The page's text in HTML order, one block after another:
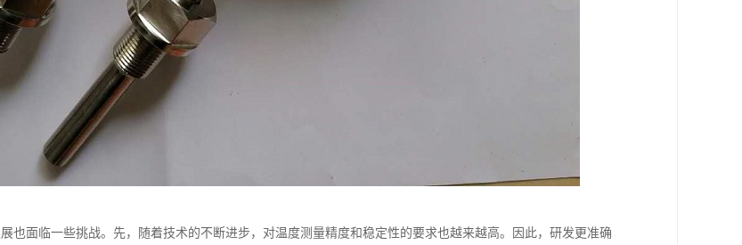
也面临一些挑战。先，随着技术的不断进步，对温度测量精度和稳定性的要求也越来越高。因此，研发更准确